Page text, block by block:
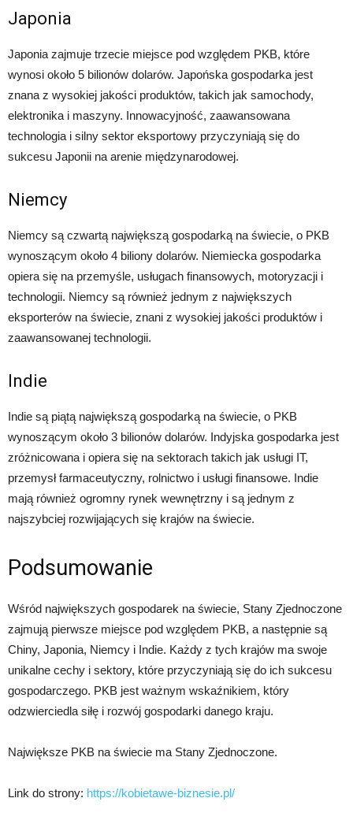
Japonia
Japonia zajmuje trzecie miejsce pod względem PKB, które
wynosi około 5 bilionów dolarów. Japońska gospodarka jest
znana z wysokiej jakości produktów, takich jak samochody,
elektronika i maszyny. Innowacyjność, zaawansowana
technologia i silny sektor eksportowy przyczyniają się do
sukcesu Japonii na arenie międzynarodowej.
Niemcy
Niemcy są czwartą największą gospodarką na świecie, o PKB
wynoszącym około 4 biliony dolarów. Niemiecka gospodarka
opiera się na przemyśle, usługach finansowych, motoryzacji i
technologii. Niemcy są również jednym z największych
eksporterów na świecie, znani z wysokiej jakości produktów i
zaawansowanej technologii.
Indie
Indie są piątą największą gospodarką na świecie, o PKB
wynoszącym około 3 bilionów dolarów. Indyjska gospodarka jest
zróżnicowana i opiera się na sektorach takich jak usługi IT,
przemysł farmaceutyczny, rolnictwo i usługi finansowe. Indie
mają również ogromny rynek wewnętrzny i są jednym z
najszybciej rozwijających się krajów na świecie.
Podsumowanie
Wśród największych gospodarek na świecie, Stany Zjednoczone
zajmują pierwsze miejsce pod względem PKB, a następnie są
Chiny, Japonia, Niemcy i Indie. Każdy z tych krajów ma swoje
unikalne cechy i sektory, które przyczyniają się do ich sukcesu
gospodarczego. PKB jest ważnym wskaźnikiem, który
odzwierciedla siłę i rozwój gospodarki danego kraju.
Największe PKB na świecie ma Stany Zjednoczone.
Link do strony: https://kobietawe-biznesie.pl/